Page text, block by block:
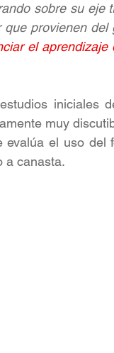
sobre su eje
que provienen
el
iniciales
muy
evalúa el uso
a canasta.